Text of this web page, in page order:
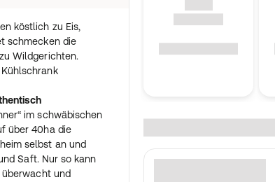
köstlich zu Eis,
schmecken die
Wildgerichten.
im schwäbischen
über 40ha die
selbst an und
Saft. Nur so kann
und